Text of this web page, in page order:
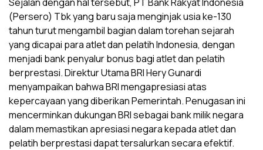
(Persero) Tbk yang baru saja menginjak usia ke-130
tahun turut mengambil bagian dalam torehan sejarah
yang dicapai para atlet dan pelatih Indonesia, dengan
menjadi bank penyalur bonus bagi atlet dan pelatih
berprestasi. Direktur Utama BRI Hery Gunardi
menyampaikan bahwa BRI mengapresiasi atas
kepercayaan yang diberikan Pemerintah. Penugasan ini
mencerminkan dukungan BRI sebagai bank milik negara
dalam memastikan apresiasi negara kepada atlet dan
pelatih berprestasi dapat tersalurkan secara efektif.